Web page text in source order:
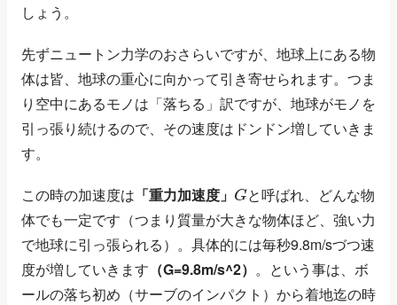
しょう。
先ずニュートン力学のおさらいですが、地球上にある物
体は皆、地球の重心に向かって引き寄せられます。つま
り空中にあるモノは「落ちる」訳ですが、地球がモノを
引っ張り続けるので、その速度はドンドン増していきま
す。
この時の加速度は 「重力加速度」
と呼ばれ、どんな物
体でも一定です（つまり質量が大きな物体ほど、強い力
で地球に引っ張られる）。具体的には毎秒9.8m/sづつ速
度が増していきます （G=9.8m/s^2） 。という事は、ボ
ールの落ち初め（サーブのインパクト）から着地迄の時